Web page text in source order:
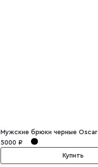
Мужские брюки черные Oscar
5000 ₽
Купить